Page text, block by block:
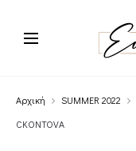
Αρχική SUMMER 2022
CKONTOVA